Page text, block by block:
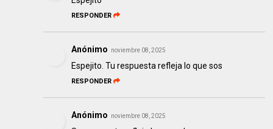
RESPONDER
Anónimo noviembre 08, 2025
Espejito. Tu respuesta refleja lo que sos
RESPONDER
Anónimo noviembre 08, 2025